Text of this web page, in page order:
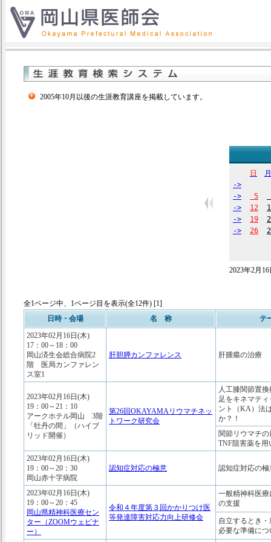
2005年10月以後の生涯教育講座を掲載しています。
日
月
->
->
5
->
12
->
19
->
26
2023年2月
全1ページ中、1ページ目を表示(全12件) [1]
日時・会場
名 称
テ
2023年02月16日(木)
17：00～18：00
岡山済生会総合病院2
階 医局カンファレン
ス室1
肝胆膵カンファレンス 肝腫瘍の治療
2023年02月16日(木)
19：00～21：10
アークホテル岡山 3階
「牡丹の間」（ハイブ
リッド開催）
第26回OKAYAMAリウマチネッ
トワーク研究会
人工膝関節置
足をキネマテ
ント（KA）法
か？！
関節リウマチ
TNF阻害薬を
2023年02月16日(木)
19：00～20：30
岡山赤十字病院
認知症対応の極意 認知症対応の極
2023年02月16日(木)
19：00～20：45
岡山県精神科医療セン
ター（ZOOMウェビナ
ー）
令和４年度第３回かかりつけ医
等発達障害対応力向上研修会
一般精神科医
の支援
自立するとき
必要な準備につ